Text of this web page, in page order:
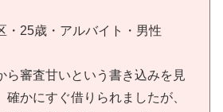
・25歳・アルバイト・男性
ら審査甘いという書き込みを見
確かにすぐ借りられましたが、